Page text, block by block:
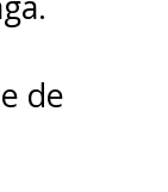
lento
de